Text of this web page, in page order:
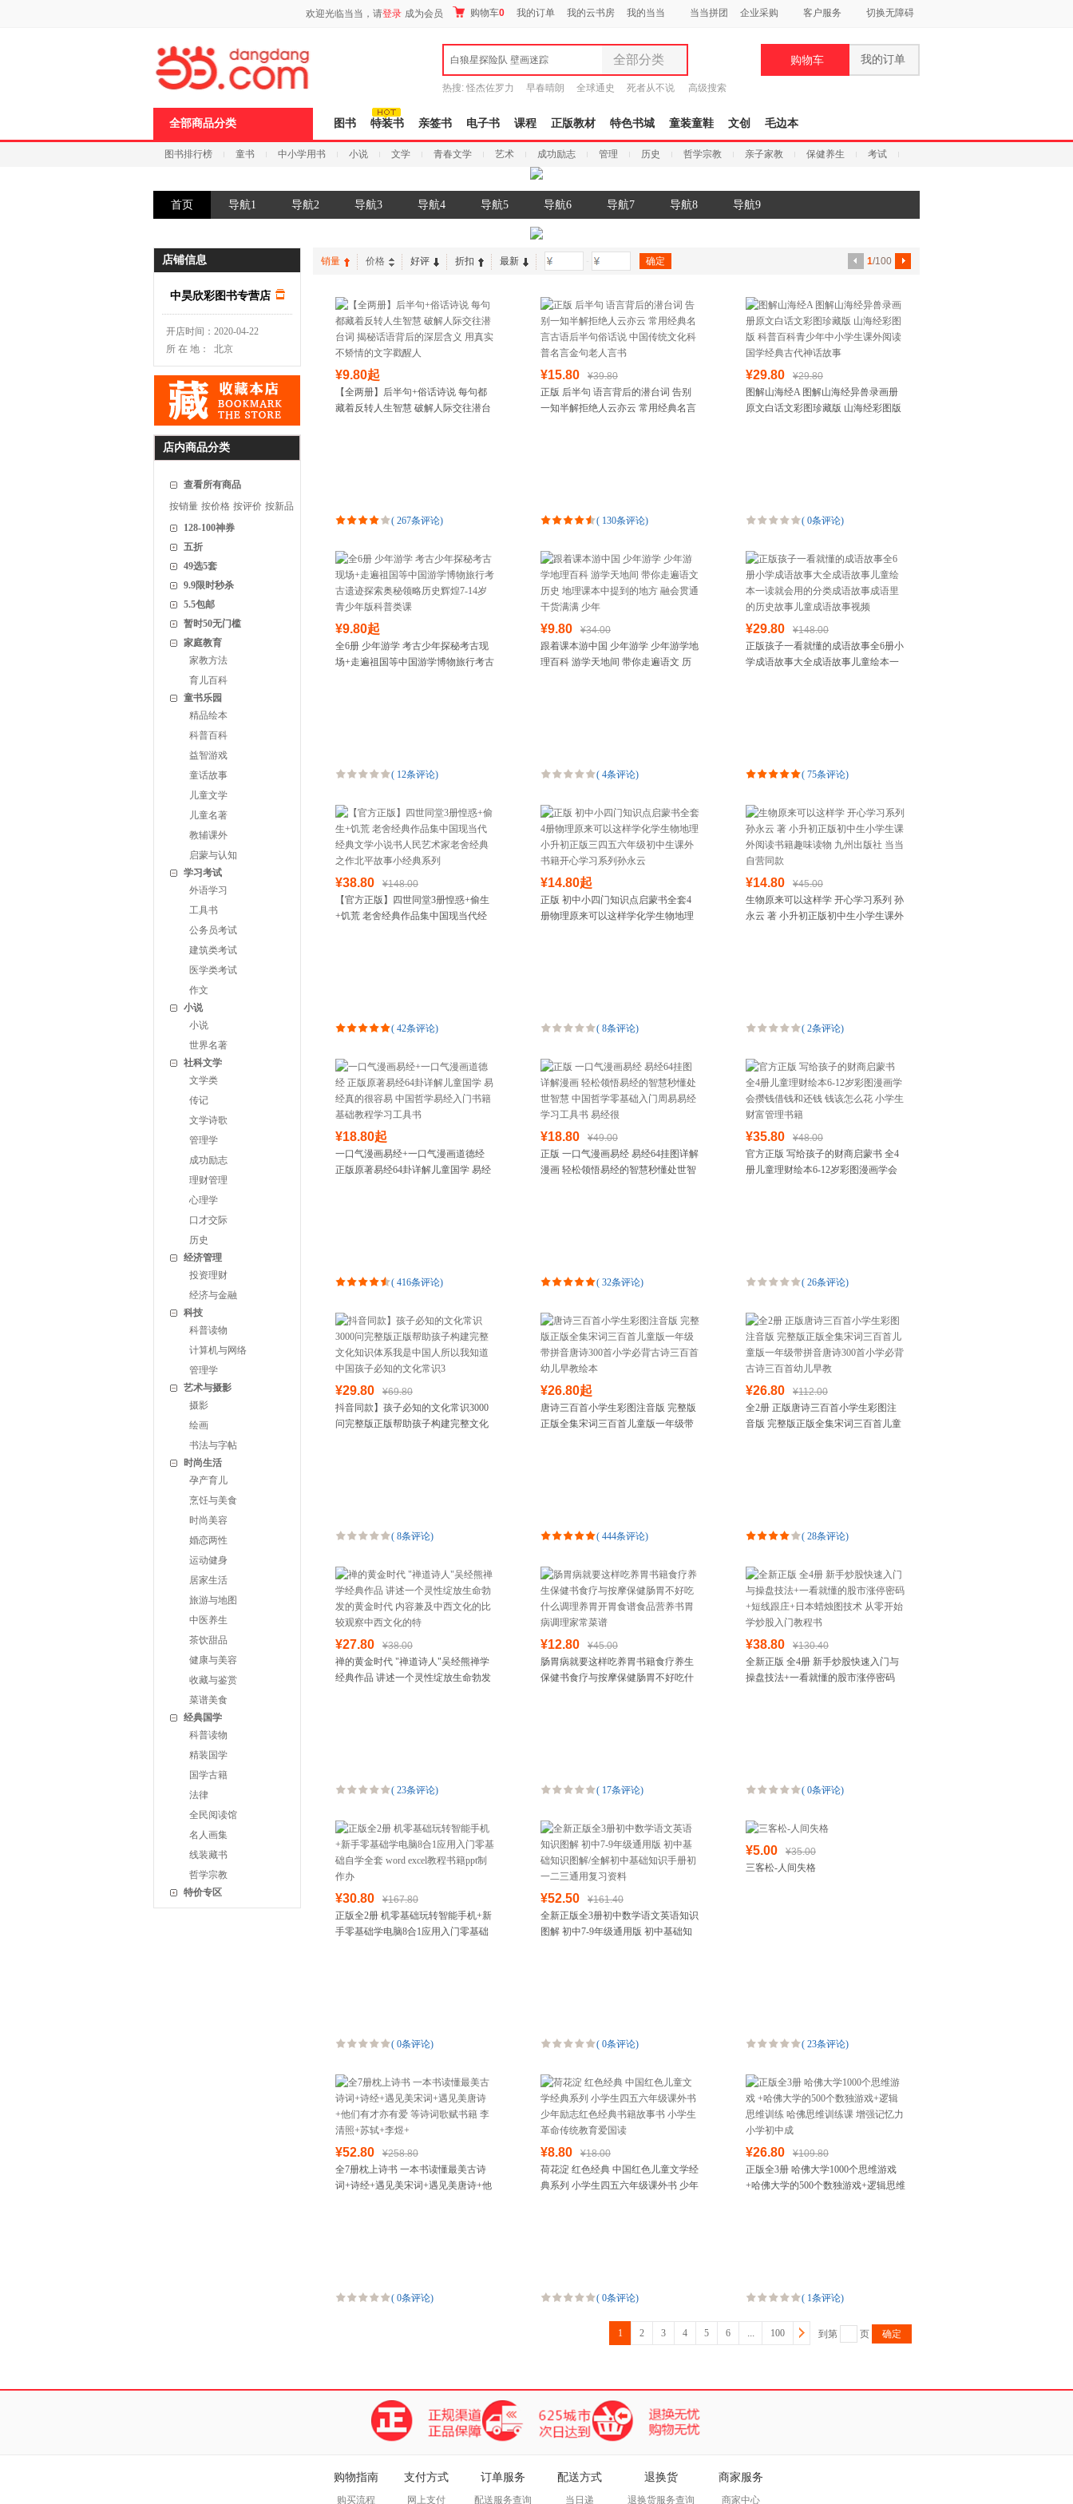
欢迎光临当当，请登录 成为会员 购物车0 我的订单 我的云书房 我的当当 当当拼团 企业采购 客户服务 切换无障碍
白狼星探险队 壁画迷踪 全部分类
全部分类
图书
电子书
音像
时尚美妆
母婴用品
孕婴服饰
家具装饰
服装
鞋
箱包皮具
手表饰品
运动户外
大家电
热搜: 怪杰佐罗力 早春晴朗 全球通史
死者从不说
高级搜索
购物车 我的订单
全部商品分类 图书 特装书 亲签书 电子书 课程 正版教材 特色书城 童装童鞋 文创 毛边本
图书排行榜 童书 中小学用书 小说 文学 青春文学 艺术 成功励志 管理 历史 哲学宗教 亲子家教 保健养生 考试
首页 导航1 导航2 导航3 导航4 导航5 导航6 导航7 导航8 导航9
店铺信息
中昊欣彩图书专营店
开店时间： 2020-04-22
所 在 地：
北京
店内商品分类
查看所有商品
按销量 按价格 按评价 按新品
128-100神券
五折
49选5套
9.9限时秒杀
5.5包邮
暂时50无门槛
家庭教育
家教方法
育儿百科
童书乐园
精品绘本
科普百科
益智游戏
童话故事
儿童文学
儿童名著
教辅课外
启蒙与认知
学习考试
外语学习
工具书
公务员考试
建筑类考试
医学类考试
作文
小说
小说
世界名著
社科文学
文学类
传记
文学诗歌
管理学
成功励志
理财管理
心理学
口才交际
历史
经济管理
投资理财
经济与金融
科技
科普读物
计算机与网络
管理学
艺术与摄影
摄影
绘画
书法与字帖
时尚生活
孕产育儿
烹饪与美食
时尚美容
婚恋两性
运动健身
居家生活
旅游与地图
中医养生
茶饮甜品
健康与美容
收藏与鉴赏
菜谱美食
经典国学
科普读物
精装国学
国学古籍
法律
全民阅读馆
名人画集
线装藏书
哲学宗教
特价专区
销量 价格 好评 折扣 最新 1/100
¥9.80起
【全两册】后半句+俗话诗说 每句都
藏着反转人生智慧 破解人际交往潜台
( 267条评论)
¥15.80
¥39.80
正版 后半句 语言背后的潜台词 告别
一知半解拒绝人云亦云 常用经典名言
( 130条评论)
¥29.80
¥29.80
图解山海经A 图解山海经异兽录画册
原文白话文彩图珍藏版 山海经彩图版
( 0条评论)
¥9.80起
全6册 少年游学 考古少年探秘考古现
场+走遍祖国等中国游学博物旅行考古
( 12条评论)
¥9.80
¥34.00
跟着课本游中国 少年游学 少年游学地
理百科 游学天地间 带你走遍语文 历
( 4条评论)
¥29.80
¥148.00
正版孩子一看就懂的成语故事全6册小
学成语故事大全成语故事儿童绘本一
( 75条评论)
¥38.80
¥148.00
【官方正版】四世同堂3册惶惑+偷生
+饥荒 老舍经典作品集中国现当代经
( 42条评论)
¥14.80起
正版 初中小四门知识点启蒙书全套4
册物理原来可以这样学化学生物地理
( 8条评论)
¥14.80
¥45.00
生物原来可以这样学 开心学习系列 孙
永云 著 小升初正版初中生小学生课外
( 2条评论)
¥18.80起
一口气漫画易经+一口气漫画道德经
正版原著易经64卦详解儿童国学 易经
( 416条评论)
¥18.80
¥49.00
正版 一口气漫画易经 易经64挂图详解
漫画 轻松领悟易经的智慧秒懂处世智
( 32条评论)
¥35.80
¥48.00
官方正版 写给孩子的财商启蒙书 全4
册儿童理财绘本6-12岁彩图漫画学会
( 26条评论)
¥29.80
¥69.80
抖音同款】孩子必知的文化常识3000
问完整版正版帮助孩子构建完整文化
( 8条评论)
¥26.80起
唐诗三百首小学生彩图注音版 完整版
正版全集宋词三百首儿童版一年级带
( 444条评论)
¥26.80
¥112.00
全2册 正版唐诗三百首小学生彩图注
音版 完整版正版全集宋词三百首儿童
( 28条评论)
¥27.80
¥38.00
禅的黄金时代 "禅道诗人"吴经熊禅学
经典作品 讲述一个灵性绽放生命勃发
( 23条评论)
¥12.80
¥45.00
肠胃病就要这样吃养胃书籍食疗养生
保健书食疗与按摩保健肠胃不好吃什
( 17条评论)
¥38.80
¥130.40
全新正版 全4册 新手炒股快速入门与
操盘技法+一看就懂的股市涨停密码
( 0条评论)
¥30.80
¥167.80
正版全2册 机零基础玩转智能手机+新
手零基础学电脑8合1应用入门零基础
( 0条评论)
¥52.50
¥161.40
全新正版全3册初中数学语文英语知识
图解 初中7-9年级通用版 初中基础知
( 0条评论)
¥5.00
¥35.00
三客松-人间失格
( 23条评论)
¥52.80
¥258.80
全7册枕上诗书 一本书读懂最美古诗
词+诗经+遇见美宋词+遇见美唐诗+他
( 0条评论)
¥8.80
¥18.00
荷花淀 红色经典 中国红色儿童文学经
典系列 小学生四五六年级课外书 少年
( 0条评论)
¥26.80
¥109.80
正版全3册 哈佛大学1000个思维游戏
+哈佛大学的500个数独游戏+逻辑思维
( 1条评论)
到第 页 确定
1 2 3 4 5 6 ... 100
页
购物指南
购买流程
支付方式
网上支付
订单服务
配送服务查询
配送方式
当日递
退换货
退换货服务查询
商家服务
商家中心